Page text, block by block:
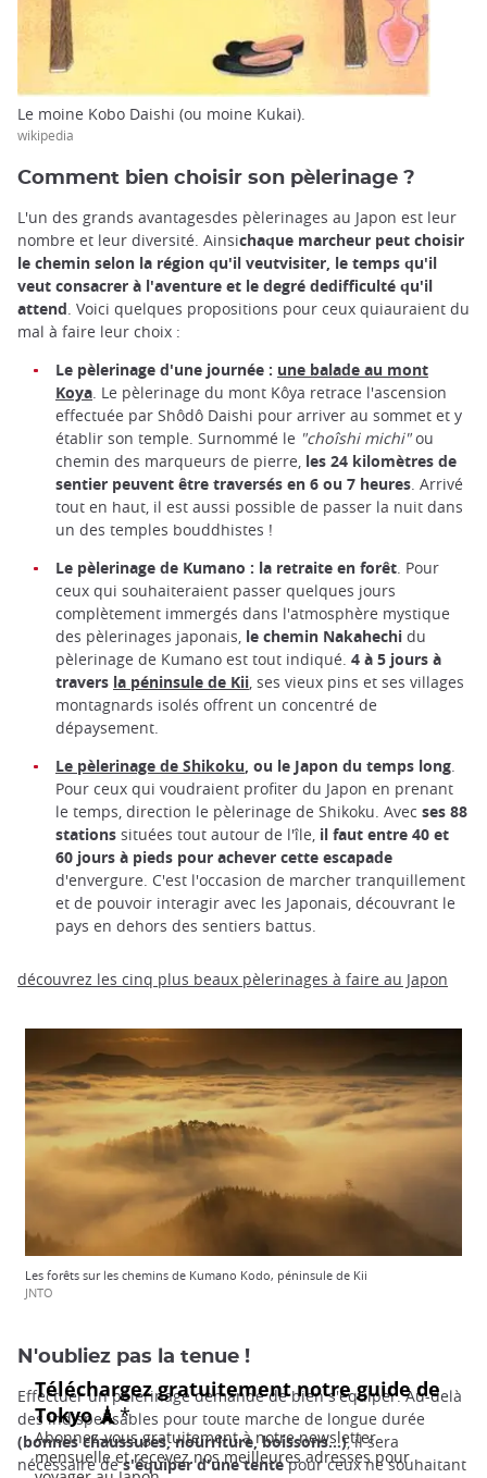
Le moine Kobo Daishi (ou moine Kukai).
wikipedia
Comment bien choisir son pèlerinage ?
L'un des grands avantagesdes pèlerinages au Japon est leur
nombre et leur diversité. Ainsichaque marcheur peut choisir
le chemin selon la région qu'il veutvisiter, le temps qu'il
veut consacrer à l'aventure et le degré dedifficulté qu'il
attend . Voici quelques propositions pour ceux quiauraient du
mal à faire leur choix :
Le pèlerinage d'une journée : une balade au mont
Koya . Le pèlerinage du mont Kôya retrace l'ascension
effectuée par Shôdô Daishi pour arriver au sommet et y
établir son temple. Surnommé le "choîshi michi"ou
chemin des marqueurs de pierre, les 24 kilomètres de
sentier peuvent être traversés en 6 ou 7 heures . Arrivé
tout en haut, il est aussi possible de passer la nuit dans
un des temples bouddhistes !
Le pèlerinage de Kumano : la retraite en forêt. Pour
ceux qui souhaiteraient passer quelques jours
complètement immergés dans l'atmosphère mystique
des pèlerinages japonais, le chemin Nakahechi du
pèlerinage de Kumano est tout indiqué. 4 à 5 jours à
travers la péninsule de Kii, ses vieux pins et ses villages
montagnards isolés offrent un concentré de
dépaysement.
Le pèlerinage de Shikoku, ou le Japon du temps long.
Pour ceux qui voudraient profiter du Japon en prenant
le temps, direction le pèlerinage de Shikoku. Avec ses 88
stations situées tout autour de l'île, il faut entre 40 et
60 jours à pieds pour achever cette escapade
d'envergure. C'est l'occasion de marcher tranquillement
et de pouvoir interagir avec les Japonais, découvrant le
pays en dehors des sentiers battus.
découvrez les cinq plus beaux pèlerinages à faire au Japon
Les forêts sur les chemins de Kumano Kodo, péninsule de Kii
JNTO
N'oubliez pas la tenue !
Effectuer un pèlerinage demande de bien s'équiper. Au-delà
des indispensables pour toute marche de longue durée
(bonnes chaussures, nourriture, boissons...), il sera
nécessaire des'équiper d'une tentepour ceux ne souhaitant